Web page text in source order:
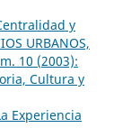
y
URBANOS,
10 (2003):
Cultura y
Experiencia